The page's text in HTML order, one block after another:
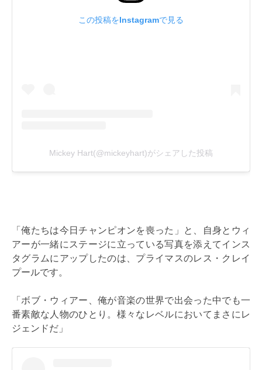
「俺たちは今日チャンピオンを喪った」と、自身とウィ
アーが一緒にステージに立っている写真を添えてインス
タグラムにアップしたのは、プライマスのレス・クレイ
プールです。
「ボブ・ウィアー、俺が音楽の世界で出会った中でも一
番素敵な人物のひとり。様々なレベルにおいてまさにレ
ジェンドだ」